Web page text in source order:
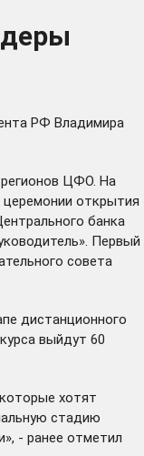
РФ Владимира
регионов ЦФО. На
открытия
банка
Первый
совета
дистанционного
выйдут 60
хотят
стадию
- ранее отметил